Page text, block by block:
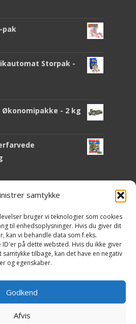
samtykke
bruger vi teknologier som cookies
til enhedsoplysninger. Hvis du giver dit
kan vi behandle data som f.eks.
på dette websted. Hvis du ikke giver
tilbage, kan det have en negativ
og egenskaber.
Godkend
Afvis
pak
Storpak -
- 2 kg
- 92 gram
165 gram